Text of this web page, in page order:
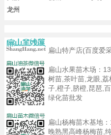
龙州
扁山特产店(百度爱
扁山水果苗木场：
树苗,茶叶苗,龙眼,
子,橙子,脐橙,琵琶,
绿化苗批发
扁山杨梅苗木基地：
晚熟黑高峰杨梅苗,